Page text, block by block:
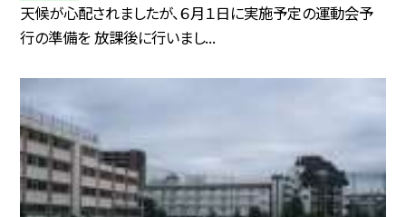
天候が心配されましたが、６月１日に実施予定の運動会予
行の準備を 放課後に行いまし...